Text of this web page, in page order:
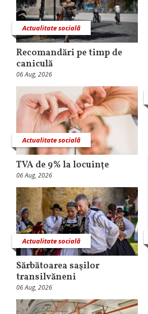
Actualitate socială
Recomandări pe timp de
caniculă
06 Aug, 2026
Actualitate socială
TVA de 9% la locuinţe
06 Aug, 2026
Actualitate socială
Sărbătoarea saşilor
transilvăneni
06 Aug, 2026